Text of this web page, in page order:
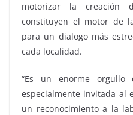
motorizar la creación
constituyen el motor de
para un dialogo más
cada localidad.
“Es un enorme orgullo
especialmente invitada al
un reconocimiento a la